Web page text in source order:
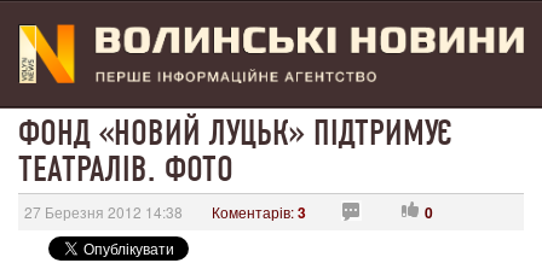
ФОНД «НОВИЙ ЛУЦЬК» ПІДТРИМУЄ
ТЕАТРАЛІВ. ФОТО
27 Березня 2012 14:38 Коментарів:3 0